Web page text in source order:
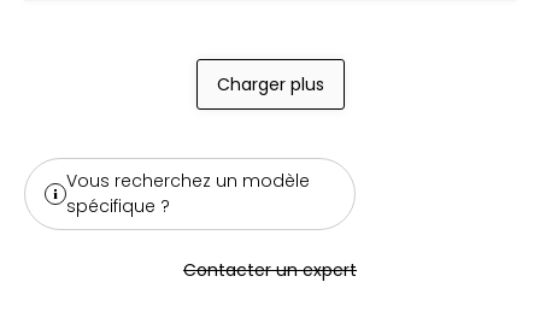
Charger plus
Vous recherchez un modèle
spécifique ?
Contacter un expert